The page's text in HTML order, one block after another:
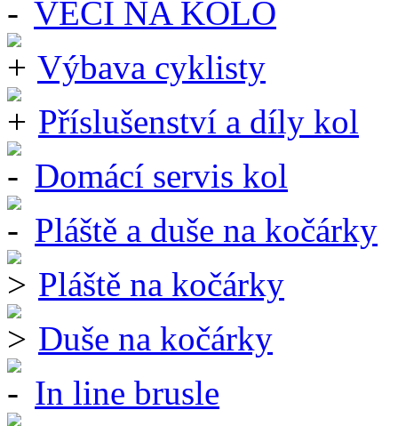
VĚCI NA KOLO
Výbava cyklisty
Příslušenství a díly kol
Domácí servis kol
Pláště a duše na kočárky
Pláště na kočárky
Duše na kočárky
In line brusle